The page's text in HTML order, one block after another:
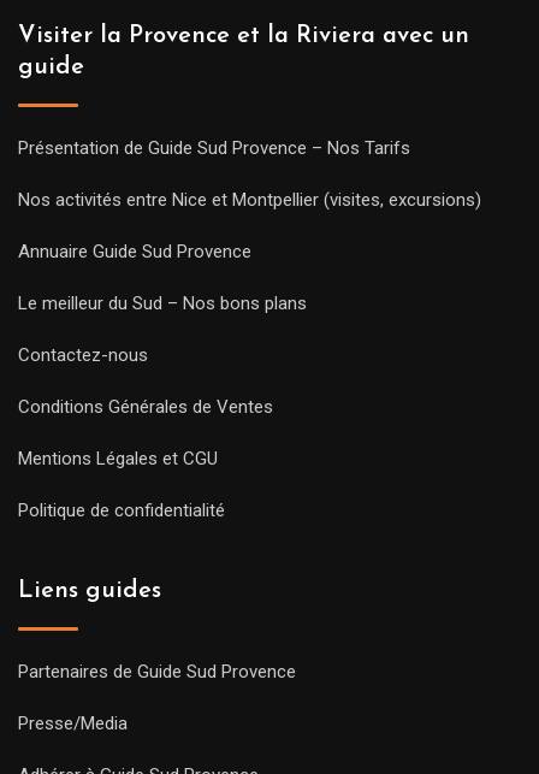
Visiter la Provence et la Riviera avec un
guide
Présentation de Guide Sud Provence – Nos Tarifs
Nos activités entre Nice et Montpellier (visites, excursions)
Annuaire Guide Sud Provence
Le meilleur du Sud – Nos bons plans
Contactez-nous
Conditions Générales de Ventes
Mentions Légales et CGU
Politique de confidentialité
Liens guides
Partenaires de Guide Sud Provence
Presse/Media